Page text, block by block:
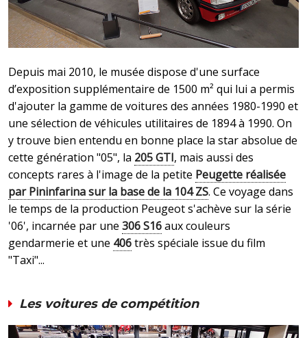
Depuis mai 2010, le musée dispose d'une surface
d’exposition supplémentaire de 1500 m² qui lui a permis
d'ajouter la gamme de voitures des années 1980-1990 et
une sélection de véhicules utilitaires de 1894 à 1990. On
y trouve bien entendu en bonne place la star absolue de
cette génération "05", la 205 GTI, mais aussi des
concepts rares à l'image de la petite Peugette réalisée
par Pininfarina sur la base de la 104 ZS. Ce voyage dans
le temps de la production Peugeot s'achève sur la série
'06', incarnée par une 306 S16aux couleurs
gendarmerie et une 406très spéciale issue du film
"Taxi"...
Les voitures de compétition